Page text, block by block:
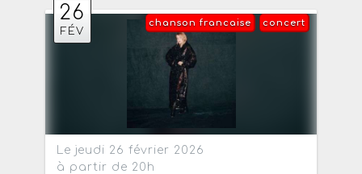
26
FÉV
concert
chanson francaise
Le jeudi 26 février 2026
à partir de 20h